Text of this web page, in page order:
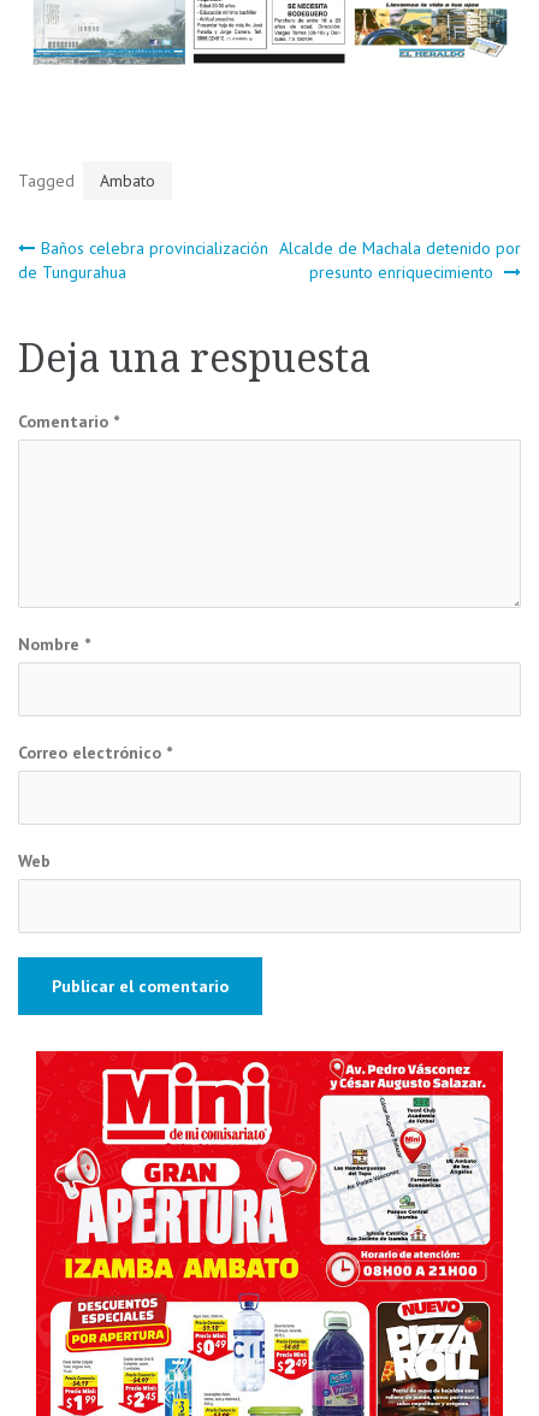
Tagged Ambato
Navegación
entradas
Baños celebra provincialización
de Tungurahua
Alcalde de Machala detenido por
presunto enriquecimiento
Deja una respuesta
Comentario *
Nombre *
Correo electrónico *
Web